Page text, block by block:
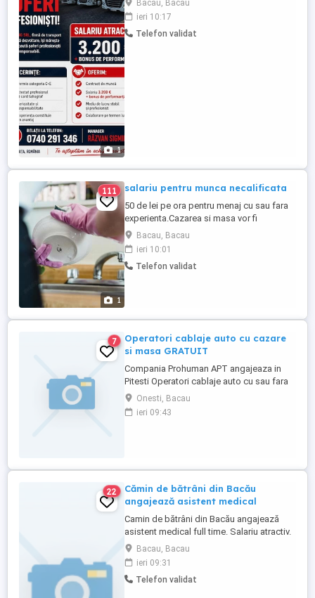
1
ruta Spania-UE-Spania. Candidatul ideal
va avea experiență relevantă în transportul
internațional și va demonstra
Bacau, Bacau
ieri 10:17
Telefon validat
1
111 salariu pentru munca necalificata
50 de lei pe ora pentru menaj cu sau fara
experienta.Cazarea si masa vor fi
asigurate
Bacau, Bacau
ieri 10:01
Telefon validat
7
Operatori cablaje auto cu cazare
si masa GRATUIT
Compania Prohuman APT angajeaza in
Pitesti Operatori cablaje auto cu sau fara
experienta. Cazare asigurata
Gratuit si o masa pe zi! Beneficii salariale: -
Salariu incepand de la 3500 lei NET (bani
Onesti, Bacau
ieri 09:43
22
Cămin de bătrâni din Bacău
angajează asistent medical
Camin de bătrâni din Bacău angajează
asistent medical full time. Salariu atractiv.
Pentru detalii sunati la numărul de telefon.
Bacau, Bacau
ieri 09:31
Telefon validat